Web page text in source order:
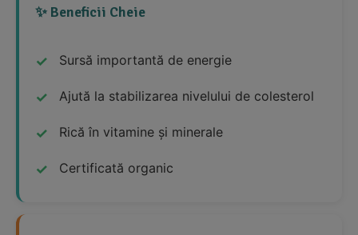
✨ Beneficii Cheie
Sursă importantă de energie
Ajută la stabilizarea nivelului de colesterol
Rică în vitamine și minerale
Certificată organic